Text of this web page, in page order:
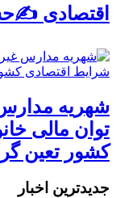
اقتصادی
شهریه مدارس
توان مالی
کشور تعین
جديدترين اخبار